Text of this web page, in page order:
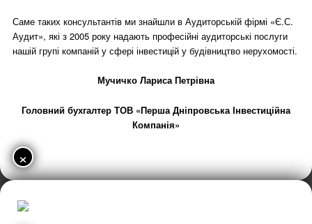
Саме таких консультантів ми знайшли в Аудиторській фірмі «Є.С.
Аудит», які з 2005 року надають професійні аудиторські послуги
нашій групі компаній у сфері інвестицій у будівництво нерухомості.
Мучичко Лариса Петрівна
Головний бухгалтер ТОВ «Перша Дніпровська Інвестиційна
Компанія»
×